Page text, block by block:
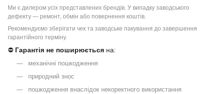
Ми є дилером усіх представлених брендів. У випадку заводського
дефекту — ремонт, обмін або повернення коштів.
Рекомендуємо зберігати чек та заводське пакування до завершення
гарантійного терміну.
⛔ Гарантія не поширюється на:
механічні пошкодження
природний знос
пошкодження внаслідок некоректного використання